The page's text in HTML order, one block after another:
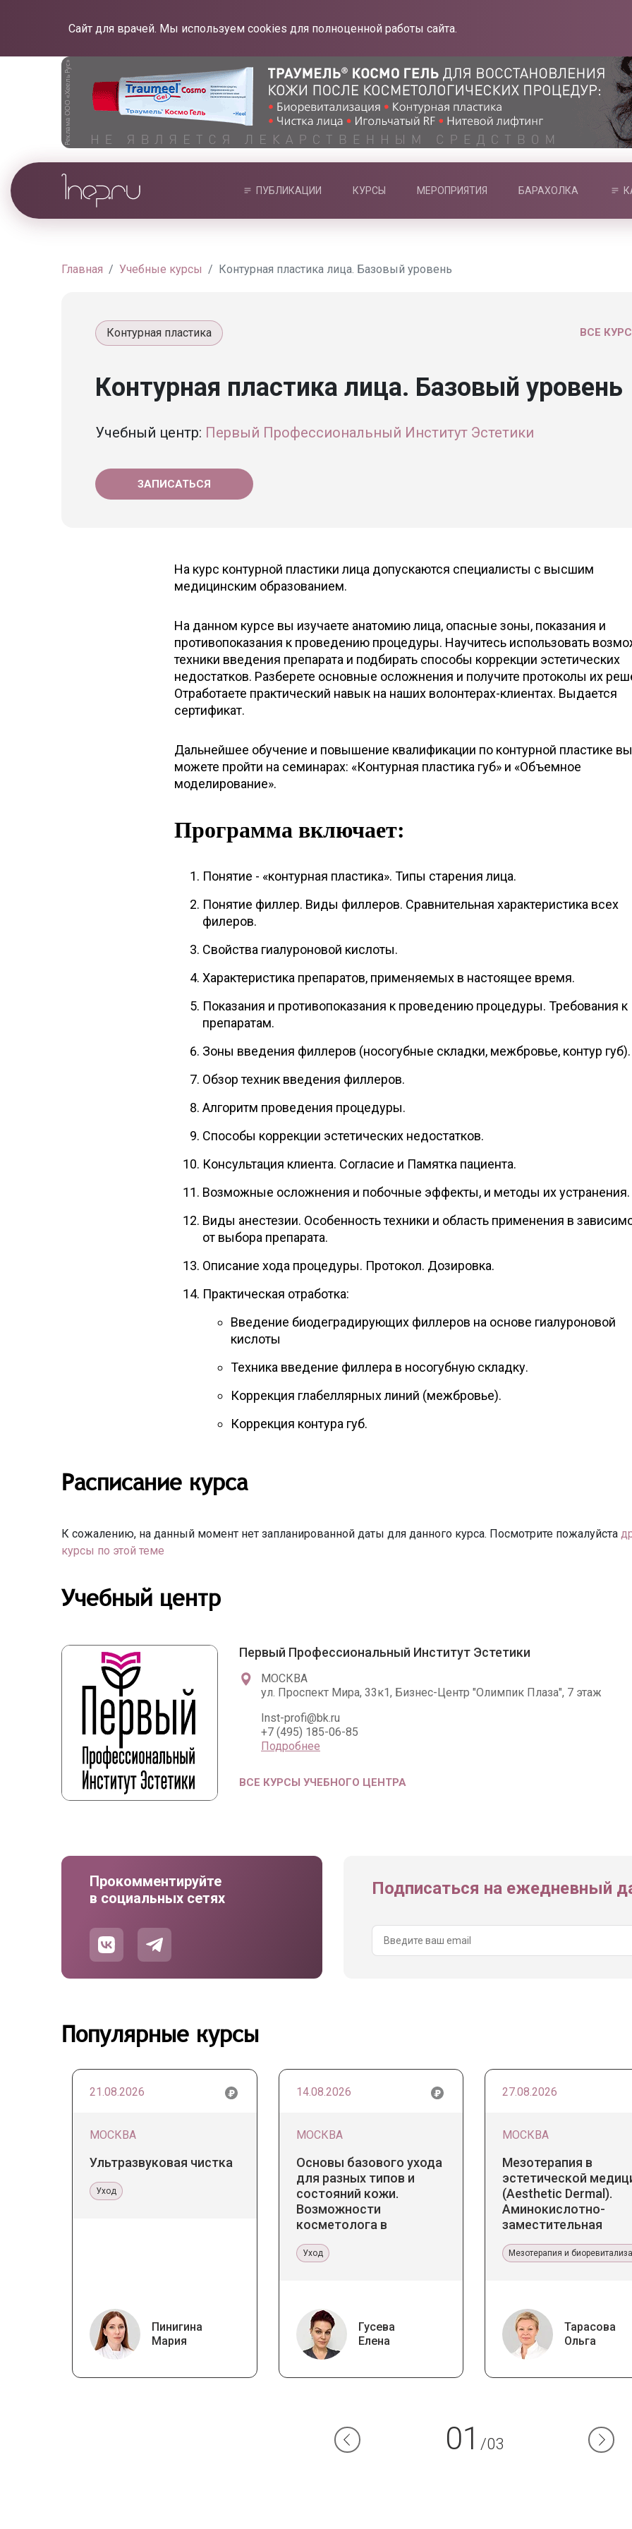
Сайт для врачей. Мы используем cookies для полноценной работы сайта.
ПУБЛИКАЦИИ КУРСЫ МЕРОПРИЯТИЯ БАРАХОЛКА
Главная Учебные курсы Контурная пластика лица. Базовый уровень
ВСЕ
Контурная пластика
Контурная пластика лица. Базовый уровень
Учебный центр: Первый Профессиональный Институт Эстетики
ЗАПИСАТЬСЯ
На курс контурной пластики лица допускаются специалисты с высшим
медицинским образованием.
На данном курсе вы изучаете анатомию лица, опасные зоны, показания и
противопоказания к проведению процедуры. Научитесь использовать
техники введения препарата и подбирать способы коррекции эстетических
недостатков. Разберете основные осложнения и получите протоколы их
Отработаете практический навык на наших волонтерах-клиентах. Выдается
сертификат.
Дальнейшее обучение и повышение квалификации по контурной пластике вы
можете пройти на семинарах: «Контурная пластика губ» и «Объемное
моделирование».
Программа включает:
Понятие - «контурная пластика». Типы старения лица.
Понятие филлер. Виды филлеров. Сравнительная характеристика всех
филеров.
Свойства гиалуроновой кислоты.
Характеристика препаратов, применяемых в настоящее время.
Показания и противопоказания к проведению процедуры. Требования к
препаратам.
Зоны введения филлеров (носогубные складки, межбровье, контур губ).
Обзор техник введения филлеров.
Алгоритм проведения процедуры.
Способы коррекции эстетических недостатков.
Консультация клиента. Согласие и Памятка пациента.
Возможные осложнения и побочные эффекты, и методы их устранения.
Виды анестезии. Особенность техники и область применения в
от выбора препарата.
Описание хода процедуры. Протокол. Дозировка.
Практическая отработка:
Введение биодеградирующих филлеров на основе гиалуроновой
кислоты
Техника введение филлера в носогубную складку.
Коррекция глабеллярных линий (межбровье).
Коррекция контура губ.
Расписание курса
К сожалению, на данный момент нет запланированной даты для данного курса. Посмотрите пожалуйста
курсы по этой теме
Учебный центр
Первый Профессиональный Институт Эстетики
МОСКВА
ул. Проспект Мира, 33к1, Бизнес-Центр "Олимпик Плаза", 7 этаж
Inst-profi@bk.ru
+7 (495) 185-06-85
Подробнее
ВСЕ КУРСЫ УЧЕБНОГО ЦЕНТРА
Прокомментируйте
в социальных сетях
Подписаться на ежедневный
Популярные курсы
21.08.2026
МОСКВА
Ультразвуковая чистка
Уход
Пинигина
Мария
14.08.2026
МОСКВА
Основы базового ухода
для разных типов и
состояний кожи.
Возможности
косметолога в
кабинете и дома
Уход
Гусева
Елена
27.08.2026
МОСКВА
Мезотерапия в
эстетической
(Aesthetic Dermal).
Аминокислотно-
заместительная
терапия Jalupro
Мезотерапия и
Тарасова
Ольга
01 /03